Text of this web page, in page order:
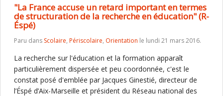
"La France accuse un retard important en termes
de structuration de la recherche en éducation" (R-
Éspé)
Paru dans Scolaire, Périscolaire, Orientation le lundi 21 mars 2016.
La recherche sur l'éducation et la formation apparaît
particulièrement dispersée et peu coordonnée, c'est le
constat posé d'emblée par Jacques Ginestié, directeur de
l’Éspé d’Aix-Marseille et président du Réseau national des